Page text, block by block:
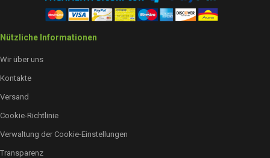
Nützliche Informationen
Wir über uns
Kontakte
Versand
Cookie-Richtlinie
Verwaltung der Cookie-Einstellungen
Transparenz